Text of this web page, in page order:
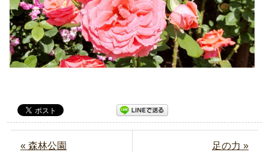
« 森林公園 足の力 »